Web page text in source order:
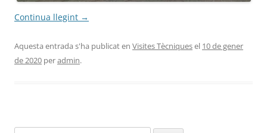
Continua llegint →
Aquesta entrada s'ha publicat en Visites Tècniquesel 10 de gener
de 2020 peradmin.